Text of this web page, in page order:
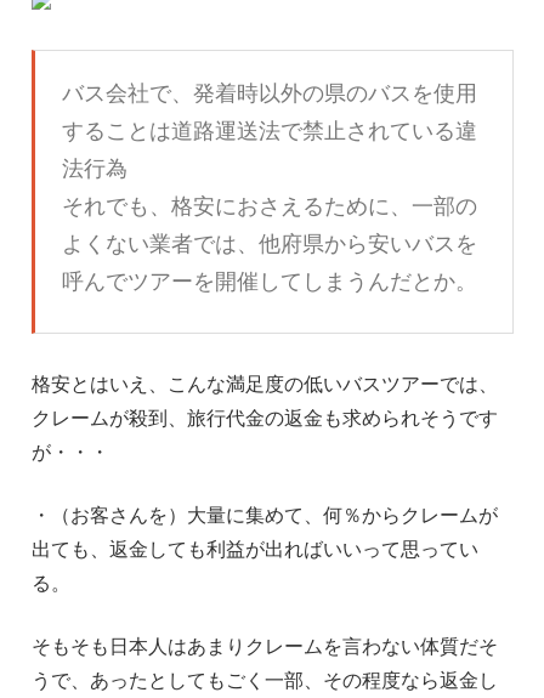
バス会社で、発着時以外の県のバスを使用
することは道路運送法で禁止されている違
法行為
それでも、格安におさえるために、一部の
よくない業者では、他府県から安いバスを
呼んでツアーを開催してしまうんだとか。
格安とはいえ、こんな満足度の低いバスツアーでは、
クレームが殺到、旅行代金の返金も求められそうです
が・・・
・（お客さんを）大量に集めて、何％からクレームが
出ても、返金しても利益が出ればいいって思ってい
る。
そもそも日本人はあまりクレームを言わない体質だそ
うで、あったとしてもごく一部、その程度なら返金し